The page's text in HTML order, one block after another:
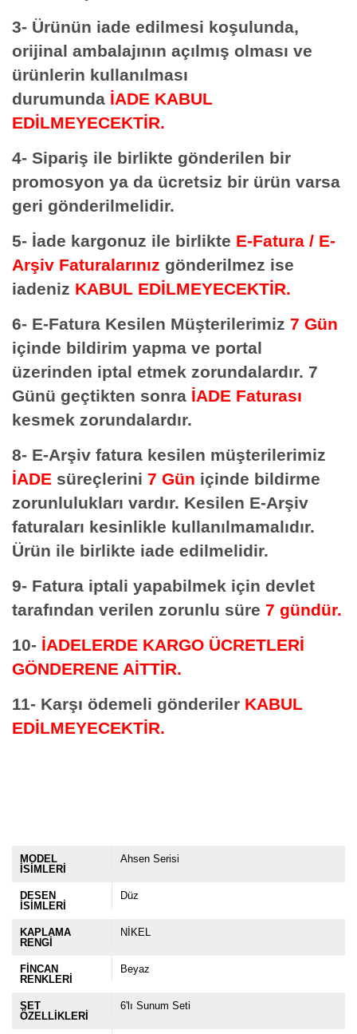
3- Ürünün iade edilmesi koşulunda,
orijinal ambalajının açılmış olması ve
ürünlerin kullanılması
durumunda İADE KABUL
EDİLMEYECEKTİR.
4- Sipariş ile birlikte gönderilen bir
promosyon ya da ücretsiz bir ürün varsa
geri gönderilmelidir.
5- İade kargonuz ile birlikte E-Fatura / E-
Arşiv Faturalarınız gönderilmez ise
iadeniz KABUL EDİLMEYECEKTİR.
6- E-Fatura Kesilen Müşterilerimiz 7 Gün
içinde bildirim yapma ve portal
üzerinden iptal etmek zorundalardır. 7
Günü geçtikten sonra İADE Faturası
kesmek zorundalardır.
8- E-Arşiv fatura kesilen müşterilerimiz
İADE süreçlerini 7 Gün içinde bildirme
zorunlulukları vardır. Kesilen E-Arşiv
faturaları kesinlikle kullanılmamalıdır.
Ürün ile birlikte iade edilmelidir.
9- Fatura iptali yapabilmek için devlet
tarafından verilen zorunlu süre 7 gündür.
10- İADELERDE KARGO ÜCRETLERİ
GÖNDERENE AİTTİR.
11- Karşı ödemeli gönderiler KABUL
EDİLMEYECEKTİR.
MODEL
İSİMLERİ
Ahsen Serisi
DESEN
İSİMLERİ
Düz
KAPLAMA
RENGİ
NİKEL
FİNCAN
RENKLERİ
Beyaz
SET
ÖZELLİKLERİ
6'lı Sunum Seti